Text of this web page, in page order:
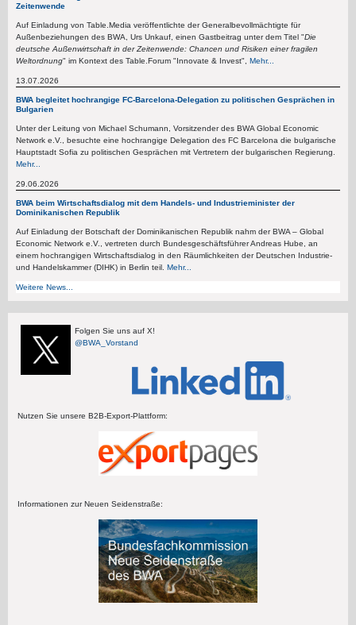
Zeitenwende
Auf Einladung von Table.Media veröffentlichte der Generalbevollmächtigte für
Außenbeziehungen des BWA, Urs Unkauf, einen Gastbeitrag unter dem Titel "Die
deutsche Außenwirtschaft in der Zeitenwende: Chancen und Risiken einer fragilen
Weltordnung" im Kontext des Table.Forum "Innovate & Invest", Mehr...
13.07.2026
BWA begleitet hochrangige FC-Barcelona-Delegation zu politischen Gesprächen in
Bulgarien
Unter der Leitung von Michael Schumann, Vorsitzender des BWA Global Economic
Network e.V., besuchte eine hochrangige Delegation des FC Barcelona die bulgarische
Hauptstadt Sofia zu politischen Gesprächen mit Vertretern der bulgarischen Regierung.
Mehr...
29.06.2026
BWA beim Wirtschaftsdialog mit dem Handels- und Industrieminister der
Dominikanischen Republik
Auf Einladung der Botschaft der Dominikanischen Republik nahm der BWA – Global
Economic Network e.V., vertreten durch Bundesgeschäftsführer Andreas Hube, an
einem hochrangigen Wirtschaftsdialog in den Räumlichkeiten der Deutschen Industrie-
und Handelskammer (DIHK) in Berlin teil. Mehr...
Weitere News...
Folgen Sie uns auf X!
@BWA_Vorstand
Nutzen Sie unsere B2B-Export-Plattform:
Informationen zur Neuen Seidenstraße: